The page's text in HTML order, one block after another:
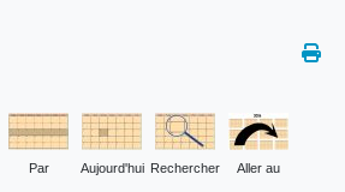
Par Aujourd'hui Rechercher Aller au